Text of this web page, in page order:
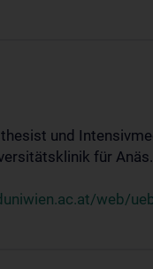
und
für
web/